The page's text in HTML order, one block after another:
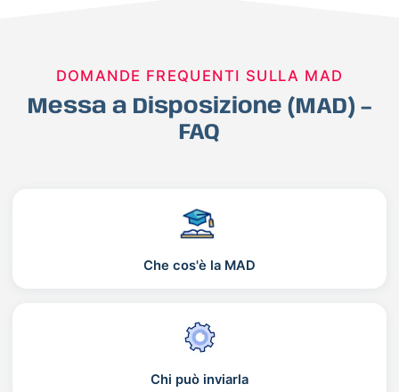
DOMANDE FREQUENTI SULLA MAD
Messa a Disposizione (MAD) –
FAQ
Che cos'è la MAD
Chi può inviarla